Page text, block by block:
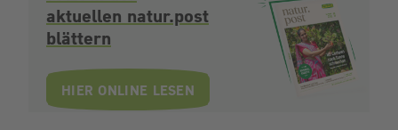
aktuellen natur.post
blättern
HIER ONLINE LESEN